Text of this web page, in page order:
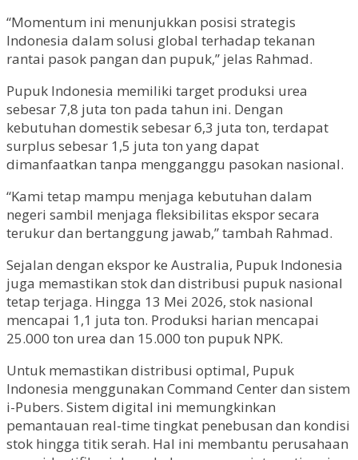
“Momentum ini menunjukkan posisi strategis
Indonesia dalam solusi global terhadap tekanan
rantai pasok pangan dan pupuk,” jelas Rahmad.
Pupuk Indonesia memiliki target produksi urea
sebesar 7,8 juta ton pada tahun ini. Dengan
kebutuhan domestik sebesar 6,3 juta ton, terdapat
surplus sebesar 1,5 juta ton yang dapat
dimanfaatkan tanpa mengganggu pasokan nasional.
“Kami tetap mampu menjaga kebutuhan dalam
negeri sambil menjaga fleksibilitas ekspor secara
terukur dan bertanggung jawab,” tambah Rahmad.
Sejalan dengan ekspor ke Australia, Pupuk Indonesia
juga memastikan stok dan distribusi pupuk nasional
tetap terjaga. Hingga 13 Mei 2026, stok nasional
mencapai 1,1 juta ton. Produksi harian mencapai
25.000 ton urea dan 15.000 ton pupuk NPK.
Untuk memastikan distribusi optimal, Pupuk
Indonesia menggunakan Command Center dan sistem
i-Pubers. Sistem digital ini memungkinkan
pemantauan real-time tingkat penebusan dan kondisi
stok hingga titik serah. Hal ini membantu perusahaan